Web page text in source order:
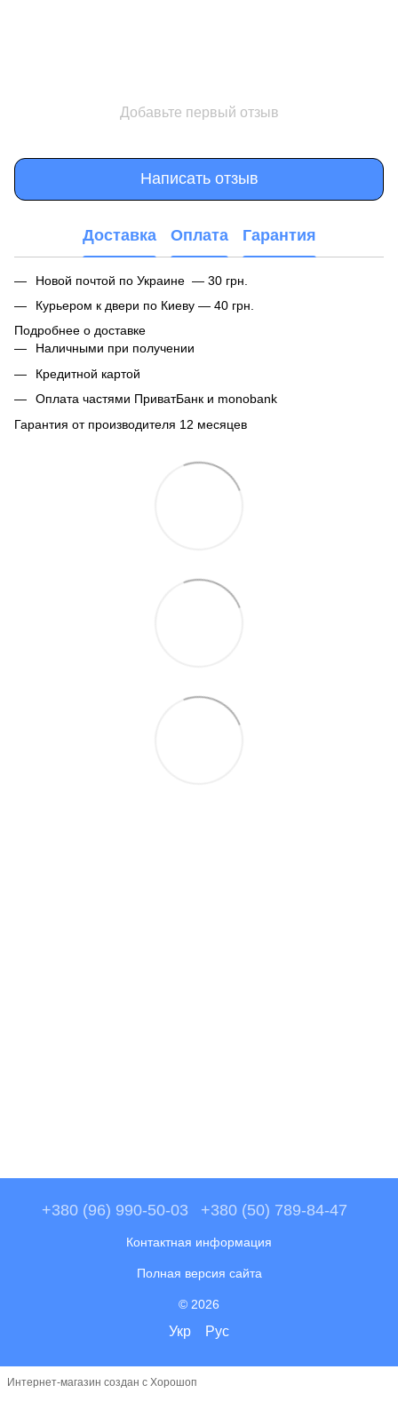
Добавьте первый отзыв
Написать отзыв
Доставка Оплата Гарантия
Новой почтой по Украине — 30 грн.
Курьером к двери по Киеву — 40 грн.
Подробнее о доставке
Наличными при получении
Кредитной картой
Оплата частями ПриватБанк и monobank
Гарантия от производителя 12 месяцев
+380 (96) 990-50-03 +380 (50) 789-84-47
Контактная информация
Полная версия сайта
© 2026
Укр Рус
Интернет-магазин создан с Хорошоп